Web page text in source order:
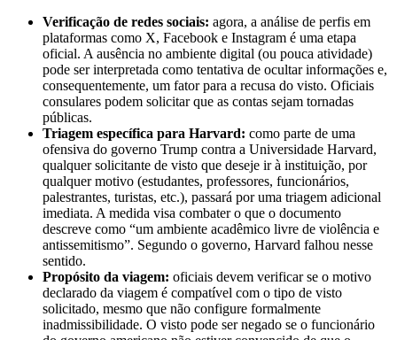
Verificação de redes sociais: agora, a análise de perfis em
plataformas como X, Facebook e Instagram é uma etapa
oficial. A ausência no ambiente digital (ou pouca atividade)
pode ser interpretada como tentativa de ocultar informações e,
consequentemente, um fator para a recusa do visto. Oficiais
consulares podem solicitar que as contas sejam tornadas
públicas.
Triagem específica para Harvard: como parte de uma
ofensiva do governo Trump contra a Universidade Harvard,
qualquer solicitante de visto que deseje ir à instituição, por
qualquer motivo (estudantes, professores, funcionários,
palestrantes, turistas, etc.), passará por uma triagem adicional
imediata. A medida visa combater o que o documento
descreve como “um ambiente acadêmico livre de violência e
antissemitismo”. Segundo o governo, Harvard falhou nesse
sentido.
Propósito da viagem: oficiais devem verificar se o motivo
declarado da viagem é compatível com o tipo de visto
solicitado, mesmo que não configure formalmente
inadmissibilidade. O visto pode ser negado se o funcionário